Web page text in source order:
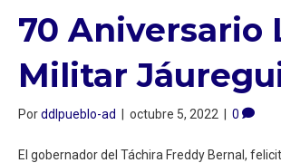
70 Aniversario
Militar
Porddlpueblo-ad | octubre 5, 2022 | 0
El gobernador del Táchira Freddy Bernal,